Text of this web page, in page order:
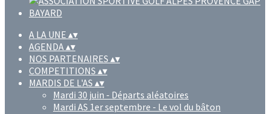
A LA UNE ▴▾
AGENDA▴▾
NOS PARTENAIRES ▴▾
COMPETITIONS ▴▾
MARDIS DE L'AS ▴▾
Mardi 30 juin - Départs aléatoires
Mardi AS 1er septembre - Le vol du bâton